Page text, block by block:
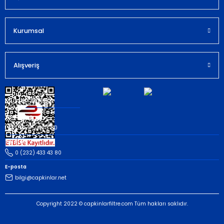
Kurumsal
Alışveriş
Müşteri İletişim
Whatsapp
(535) 503 43 80
Telefon
0 (232) 433 43 80
E-posta
bilgi@capkinlar.net
Copyright 2022 © capkinlarfiltre.com Tüm hakları saklıdır.